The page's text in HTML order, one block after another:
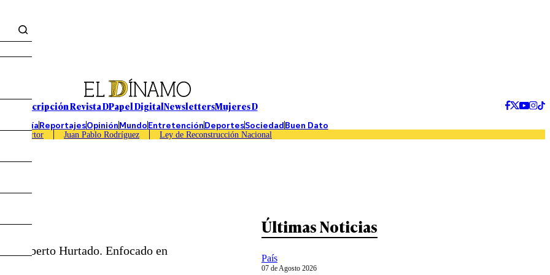
Suscripción Revista DPapel DigitalNewslettersMujeres D
EconomíaReportajesOpiniónMundoEntretenciónDeportesSociedadBuen Dato
Caso Sartor Juan Pablo Rodríguez Ley de Reconstrucción Nacional
Alberto Hurtado. Enfocado en
Últimas Noticias
País
07 de Agosto 2026